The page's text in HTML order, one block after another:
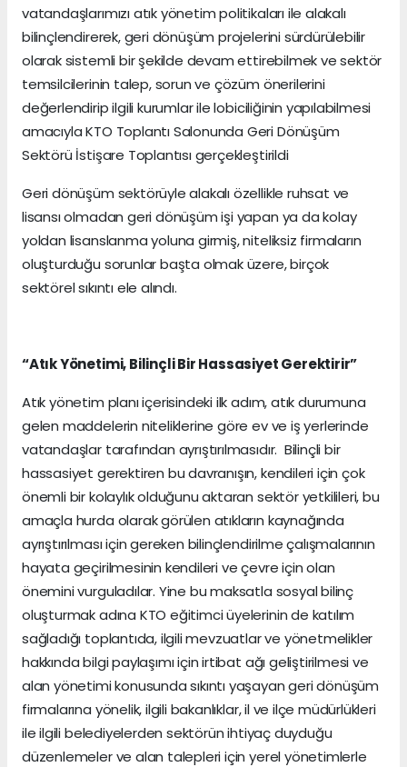
vatandaşlarımızı atık yönetim politikaları ile alakalı
bilinçlendirerek, geri dönüşüm projelerini sürdürülebilir
olarak sistemli bir şekilde devam ettirebilmek ve sektör
temsilcilerinin talep, sorun ve çözüm önerilerini
değerlendirip ilgili kurumlar ile lobiciliğinin yapılabilmesi
amacıyla KTO Toplantı Salonunda Geri Dönüşüm
Sektörü İstişare Toplantısı gerçekleştirildi
Geri dönüşüm sektörüyle alakalı özellikle ruhsat ve
lisansı olmadan geri dönüşüm işi yapan ya da kolay
yoldan lisanslanma yoluna girmiş, niteliksiz firmaların
oluşturduğu sorunlar başta olmak üzere, birçok
sektörel sıkıntı ele alındı.
“Atık Yönetimi, Bilinçli Bir Hassasiyet Gerektirir”
Atık yönetim planı içerisindeki ilk adım, atık durumuna
gelen maddelerin niteliklerine göre ev ve iş yerlerinde
vatandaşlar tarafından ayrıştırılmasıdır. Bilinçli bir
hassasiyet gerektiren bu davranışın, kendileri için çok
önemli bir kolaylık olduğunu aktaran sektör yetkilileri, bu
amaçla hurda olarak görülen atıkların kaynağında
ayrıştırılması için gereken bilinçlendirilme çalışmalarının
hayata geçirilmesinin kendileri ve çevre için olan
önemini vurguladılar. Yine bu maksatla sosyal bilinç
oluşturmak adına KTO eğitimci üyelerinin de katılım
sağladığı toplantıda, ilgili mevzuatlar ve yönetmelikler
hakkında bilgi paylaşımı için irtibat ağı geliştirilmesi ve
alan yönetimi konusunda sıkıntı yaşayan geri dönüşüm
firmalarına yönelik, ilgili bakanlıklar, il ve ilçe müdürlükleri
ile ilgili belediyelerden sektörün ihtiyaç duyduğu
düzenlemeler ve alan talepleri için yerel yönetimlerle